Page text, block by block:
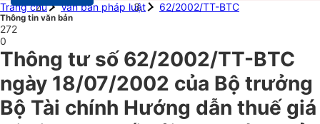
Trang chủ
Văn bản pháp luật 62/2002/TT-BTC
Thông tin văn bản
272
0
Thông tư số 62/2002/TT-BTC
ngày 18/07/2002 của Bộ trưởng
Bộ Tài chính Hướng dẫn thuế giá